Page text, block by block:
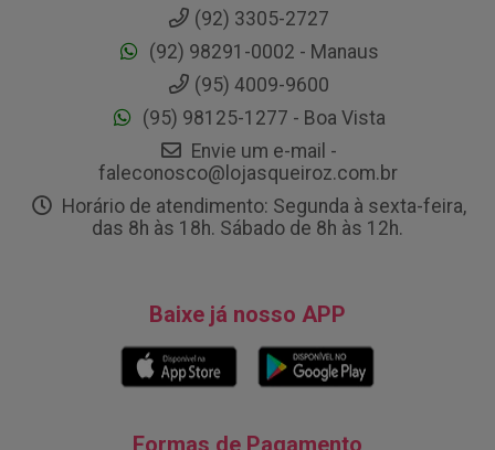
(92) 3305-2727
(92) 98291-0002 - Manaus
(95) 4009-9600
(95) 98125-1277 - Boa Vista
Envie um e-mail -
faleconosco@lojasqueiroz.com.br
Horário de atendimento: Segunda à sexta-feira,
das 8h às 18h. Sábado de 8h às 12h.
Baixe já nosso APP
Formas de Pagamento